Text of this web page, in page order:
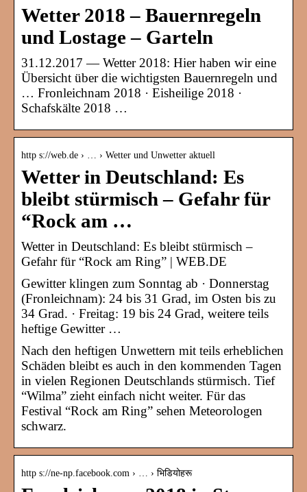
Wetter 2018 – Bauernregeln
und Lostage – Garteln
31.12.2017 — Wetter 2018: Hier haben wir eine
Übersicht über die wichtigsten Bauernregeln und
… Fronleichnam 2018 · Eisheilige 2018 ·
Schafskälte 2018 …
http s://web.de › … › Wetter und Unwetter aktuell
Wetter in Deutschland: Es
bleibt stürmisch – Gefahr für
“Rock am …
Wetter in Deutschland: Es bleibt stürmisch –
Gefahr für “Rock am Ring” | WEB.DE
Gewitter klingen zum Sonntag ab · Donnerstag
(Fronleichnam): 24 bis 31 Grad, im Osten bis zu
34 Grad. · Freitag: 19 bis 24 Grad, weitere teils
heftige Gewitter …
Nach den heftigen Unwettern mit teils erheblichen
Schäden bleibt es auch in den kommenden Tagen
in vielen Regionen Deutschlands stürmisch. Tief
“Wilma” zieht einfach nicht weiter. Für das
Festival “Rock am Ring” sehen Meteorologen
schwarz.
http s://ne-np.facebook.com › … › भिडियोहरू